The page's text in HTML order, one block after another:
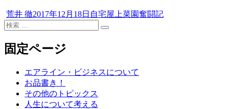
投
稿
荒井 徹投
2017年12月18日 カ
自宅屋上菜園奮闘記
検
対
象:
検
固定ページ
エアライン・ビジネスについて
お品書き！
その他のトピックス
人生について考える